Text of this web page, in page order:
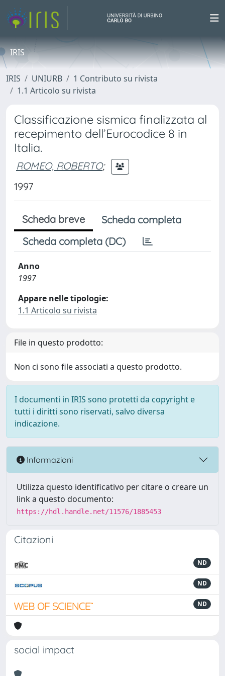
IRIS
IRIS UNIURB
1 Contributo su rivista
1.1 Articolo su rivista
Classificazione sismica finalizzata al
recepimento dell’Eurocodice 8 in
Italia.
ROMEO, ROBERTO;
1997
Scheda breve
Scheda completa
Scheda completa (DC)
Anno
1997
Appare nelle tipologie:
1.1 Articolo su rivista
File in questo prodotto:
Non ci sono file associati a questo prodotto.
I documenti in IRIS sono protetti da copyright e
tutti i diritti sono riservati, salvo diversa
indicazione.
Informazioni
Utilizza questo identificativo per citare o creare un
link a questo documento:
https://hdl.handle.net/11576/1885453
Citazioni
ND
ND
ND
social impact